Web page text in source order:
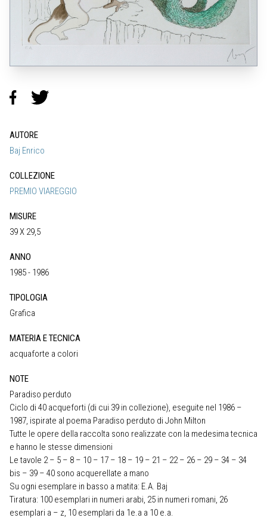
AUTORE
Baj Enrico
COLLEZIONE
PREMIO VIAREGGIO
MISURE
39 X 29,5
ANNO
1985 - 1986
TIPOLOGIA
Grafica
MATERIA E TECNICA
acquaforte a colori
NOTE
Paradiso perduto
Ciclo di 40 acqueforti (di cui 39 in collezione), eseguite nel 1986 –
1987, ispirate al poema Paradiso perduto di John Milton
Tutte le opere della raccolta sono realizzate con la medesima tecnica
e hanno le stesse dimensioni
Le tavole 2 – 5 – 8 – 10 – 17 – 18 – 19 – 21 – 22 – 26 – 29 – 34 – 34
bis – 39 – 40 sono acquerellate a mano
Su ogni esemplare in basso a matita: E.A. Baj
Tiratura: 100 esemplari in numeri arabi, 25 in numeri romani, 26
esemplari a – z, 10 esemplari da 1e.a a 10 e.a.